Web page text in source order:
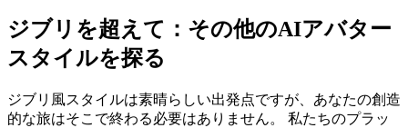
ジブリを超えて：その他のAIアバター
スタイルを探る
ジブリ風スタイルは素晴らしい出発点ですが、あなたの創造
的な旅はそこで終わる必要はありません。 私たちのプラッ